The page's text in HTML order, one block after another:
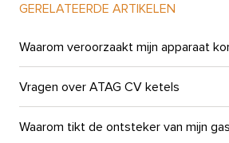
GERELATEERDE ARTIKELEN
Waarom veroorzaakt mijn apparaat
Vragen over ATAG CV ketels
Waarom tikt de ontsteker van mijn